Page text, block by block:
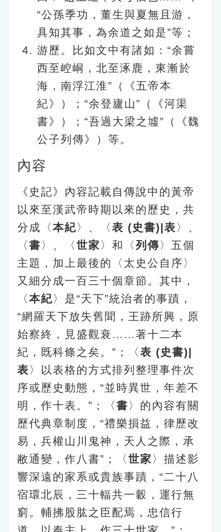
“公孫季功，董生與夏無且游，
具知其事，為余道之如是”等；
游歷。比如文中有諸如：“余嘗
西至崆峒，北至涿鹿，東漸於
海，南浮江淮”（《五帝本
紀》）；“余登廬山”（《河渠
書》）；“吾過大梁之墟”（《魏
公子列傳》）等。
內容
《史記》內容記載自傳說中的黃帝
以來至漢武帝時期以來的歷史，共
分成〈 本紀〉、〈 表 (史書)|表 〉、
〈 書 〉、〈 世家 〉和〈 列傳〉五個
主題，加上最後的〈太史公自序〉
又細分成一百三十個章節。其中，
〈 本紀〉是“天下”統治者的事蹟，
“網羅天下放失舊聞，王跡所興，原
始察終，見盛觀衰……著十二本
紀，既科條之矣。”；〈 表 (史書)|
表 〉以表格的方式排列整理事件次
序或歷史動態，“並時異世，年差不
明，作十表。”；〈 書 〉的內容有關
歷代典章制度，“禮樂損益，律歷改
易，兵權山川鬼神，天人之際，承
敝通變，作八書”；〈 世家 〉描述影
響深遠的家系或貴族事蹟，“二十八
宿環北辰，三十輻共一轂，運行無
窮。輔拂股肱之臣配焉，忠信行